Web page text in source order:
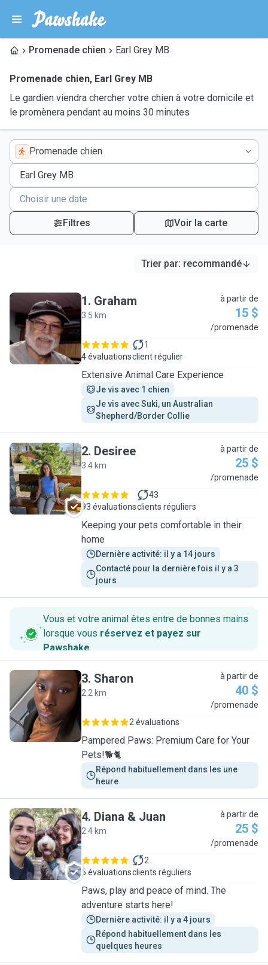
Promenade chien Earl Grey MB
Promenade chien, Earl Grey MB
Le gardien viendra chercher votre chien à votre domicile et
le promènera pendant au moins 30 minutes
Promenade chien
Filtres Voir la carte
Trier par: recommandé
G
1. Graham
3.5 km
à partir de
15 $
/promenade
4 évaluations
1
client régulier
Extensive Animal Care Experience
Je vis avec 1 chien
Je vis avec Suki, un Australian
Shepherd/Border Collie
D
2. Desiree
3.4 km
à partir de
25 $
/promenade
93 évaluations
43
clients réguliers
Keeping your pets comfortable in their
home
Dernière activité: il y a 14 jours
Contacté pour la dernière fois il y a 3
jours
Vous et votre animal êtes entre de bonnes mains
lorsque vous réservez et payez sur
Pawshake.
S
3. Sharon
2.2 km
à partir de
40 $
/promenade
2 évaluations
Pampered Paws: Premium Care for Your
Pets!🐕🐈
Répond habituellement dans les une
heure
D
4. Diana & Juan
2.4 km
à partir de
25 $
/promenade
5 évaluations
2
clients réguliers
Paws, play and peace of mind. The
adventure starts here!
Dernière activité: il y a 4 jours
Répond habituellement dans les
quelques heures